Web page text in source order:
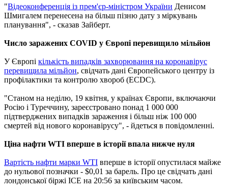
"Відеоконференція із прем'єр-міністром України Денисом
Шмигалем перенесена на більш пізню дату з міркувань
планування", - сказав Зайберт.
Число заражених COVID у Європі перевищило мільйон
У Європі кількість випадків захворювання на коронавірус
перевищила мільйон, свідчать дані Європейського центру із
профілактики та контролю хвороб (ECDC).
"Станом на неділю, 19 квітня, у країнах Європи, включаючи
Росію і Туреччину, зареєстровано понад 1 000 000
підтверджених випадків зараження і більш ніж 100 000
смертей від нового коронавірусу", - йдеться в повідомленні.
Ціна нафти WTI вперше в історії впала нижче нуля
Вартість нафти марки WTI вперше в історії опустилася майже
до нульової позначки - $0,01 за барель. Про це свідчать дані
лондонської біржі ICE на 20:56 за київським часом.